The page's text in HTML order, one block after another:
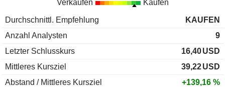
Verkaufen Kaufen
Durchschnittl. Empfehlung
KAUFEN
Anzahl Analysten
9
Letzter Schlusskurs
16,40USD
Mittleres Kursziel
39,22USD
Abstand / Mittleres Kursziel
+139,16 %